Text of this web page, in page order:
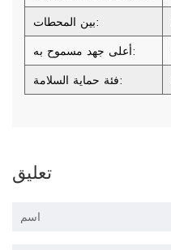
بين المحطات:
أعلى جهد مسموح به:
فئة حماية السلامة:
تعليق